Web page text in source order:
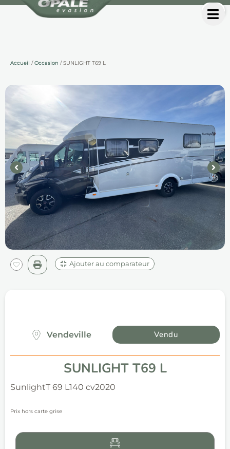
Accueil /Occasion / SUNLIGHT T69 L
Ajouter au comparateur
Vendeville Vendu
SUNLIGHT T69 L
SunlightT 69 L140 cv2020
Prix hors carte grise